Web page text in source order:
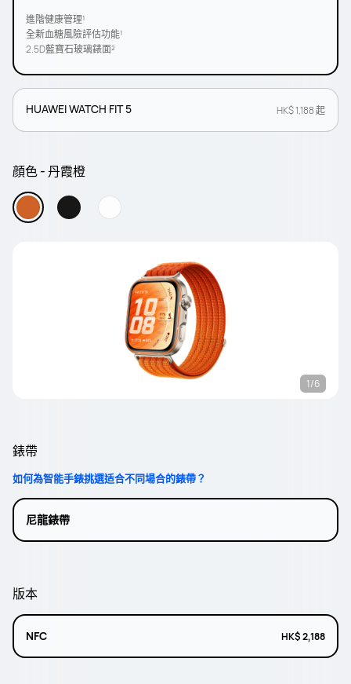
進階健康管⁠理¹
全新血糖風險評估功能¹
2.5D藍寶石玻璃錶面²
HUAWEI WATCH FIT 5 HK$ 1,188 起
顔色 - 丹霞橙
1/6
錶帶
如何為智能手錶挑選适合不同場合的錶帶？
尼龍錶帶
版本
NFC HK$ 2,188